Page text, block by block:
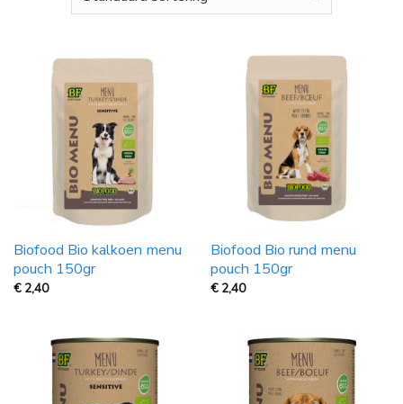
Biofood Bio kalkoen menu
pouch 150gr
€ 2,40
Biofood Bio rund menu
pouch 150gr
€ 2,40